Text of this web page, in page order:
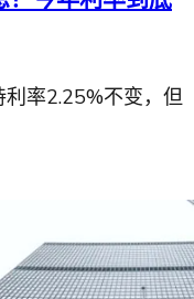
率2.25%不变，但